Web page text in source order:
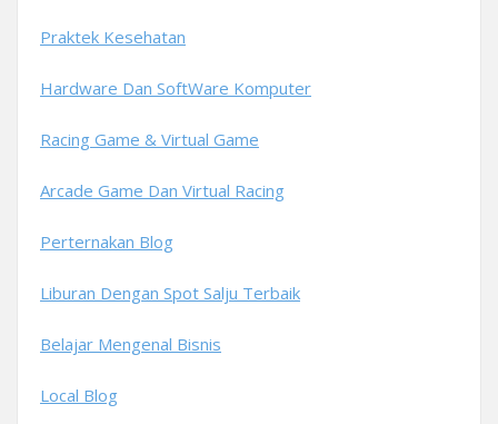
Praktek Kesehatan
Hardware Dan SoftWare Komputer
Racing Game & Virtual Game
Arcade Game Dan Virtual Racing
Perternakan Blog
Liburan Dengan Spot Salju Terbaik
Belajar Mengenal Bisnis
Local Blog